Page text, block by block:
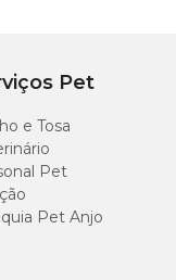
Pet
e Tosa
Pet
Pet Anjo